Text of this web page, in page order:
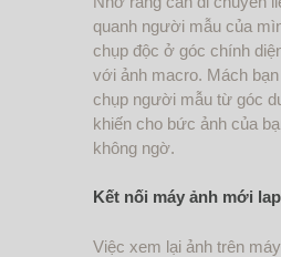
quanh người mẫu của
chụp độc ở góc chính
với ảnh macro. Mách
chụp người mẫu từ góc
khiến cho bức ảnh của
không ngờ.
Kết nối máy ảnh mới
Việc xem lại ảnh trên